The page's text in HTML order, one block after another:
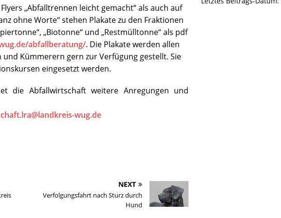
„Abfalltrennen leicht gemacht“ als auch auf
ohne Worte“ stehen Plakate zu den Fraktionen
„Biotonne“ und „Restmülltonne“ als pdf
abfallberatung/. Die Plakate werden allen
Kümmerern gern zur Verfügung gestellt. Sie
eingesetzt werden.
die Abfallwirtschaft weitere Anregungen und
wug.de
NEXT
Verfolgungsfahrt nach Sturz durch
Hund